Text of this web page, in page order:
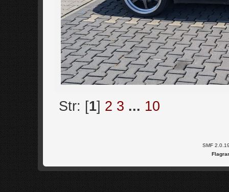
Str: [1] 2 3 ... 10
SMF